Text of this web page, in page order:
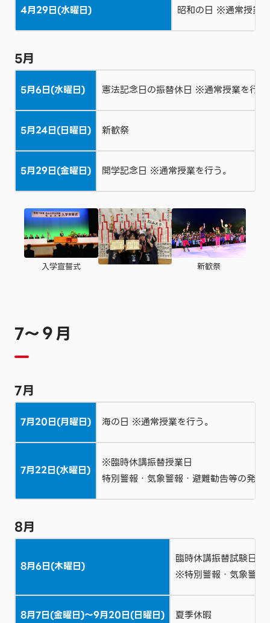
4月29日(水曜日) 昭和の日 ※通常授業
5月
5月6日(水曜日) 憲法記念日の振替休日 ※通常授業を行う
5月24日(日曜日) 新歓祭
5月29日(金曜日) 開学記念日 ※通常授業を行う。
入学宣誓式 新歓祭
7〜９月
7月
7月20日(月曜日) 海の日 ※通常授業を行う。
7月22日(水曜日)
※臨時休講振替授業日
特別警報・気象警報・避難勧告等の発
8月
8月6日(木曜日)
臨時休講振替試験日
※特別警報・気象警報
8月7日(金曜日)～9月20日(日曜日)
夏季休暇